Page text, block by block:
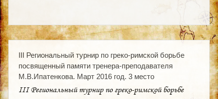
III Региональный турнир по греко-римской борьбе
посвященный памяти тренера-преподавателя
М.В.Ипатенкова. Март 2016 год. 3 место
III Региональный турнир по греко-​римской борьбе